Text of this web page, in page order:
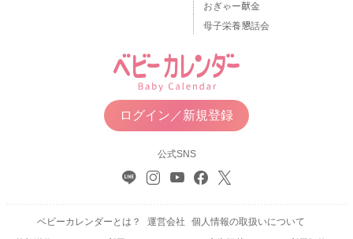
おぎゃー献金
母子栄養懇話会
ログイン／新規登録
公式SNS
ベビーカレンダーとは？ 運営会社
個人情報の取扱いについて